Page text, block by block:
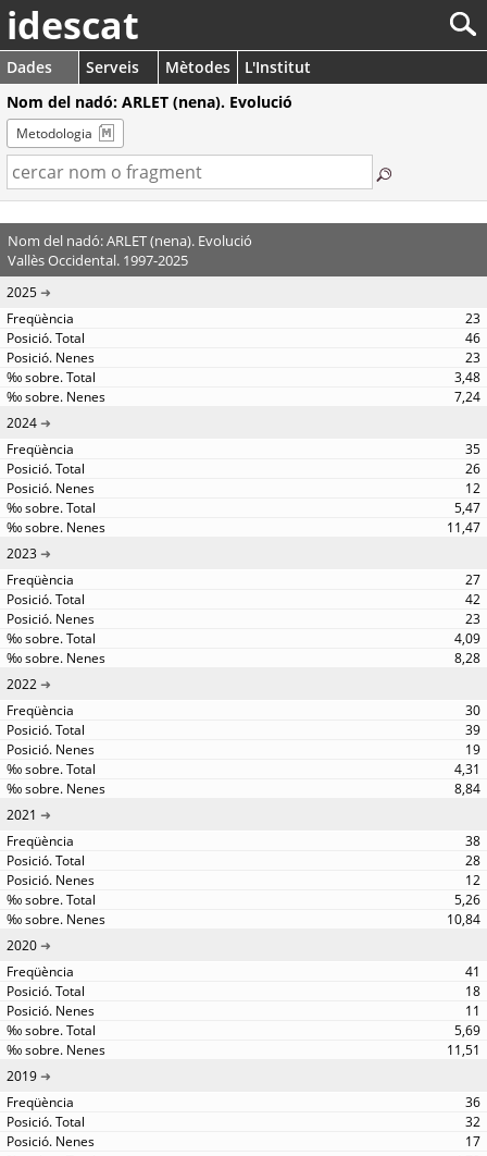
idescat
Dades Serveis Mètodes
L'Institut
Nom del nadó: ARLET (nena). Evolució
Metodologia
Nom del nadó: ARLET (nena). Evolució
Vallès Occidental. 1997-2025
2025
23
46
23
3,48
7,24
2024
35
26
12
5,47
11,47
2023
27
42
23
4,09
8,28
2022
30
39
19
4,31
8,84
2021
38
28
12
5,26
10,84
2020
41
18
11
5,69
11,51
2019
36
32
17